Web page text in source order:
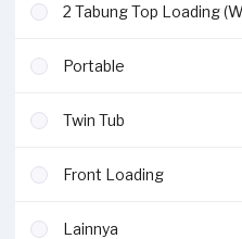
2 Tabung Top Loading
Portable
Twin Tub
Front Loading
Lainnya